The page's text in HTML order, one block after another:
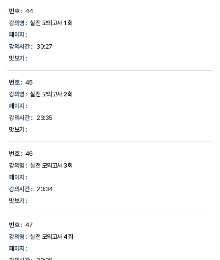
번호 : 44
강의명 : 실전 모의고사 1회
페이지 :
강의시간 :
30:27
맛보기 :
번호 : 45
강의명 : 실전 모의고사 2회
페이지 :
강의시간 :
23:35
맛보기 :
번호 : 46
강의명 : 실전 모의고사 3회
페이지 :
강의시간 :
23:34
맛보기 :
번호 : 47
강의명 : 실전 모의고사 4회
페이지 :